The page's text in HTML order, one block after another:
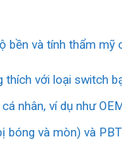
bền và tính thẩm
thích với loại switch
nhân, ví dụ như
bóng và mòn) và